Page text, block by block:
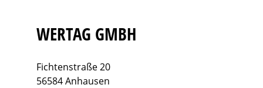
WERTAG GMBH
Fichtenstraße 20
56584 Anhausen